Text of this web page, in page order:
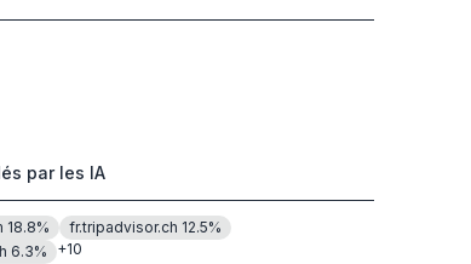
par les IA
18.8% fr.tripadvisor.ch 12.5%
6.3% +10